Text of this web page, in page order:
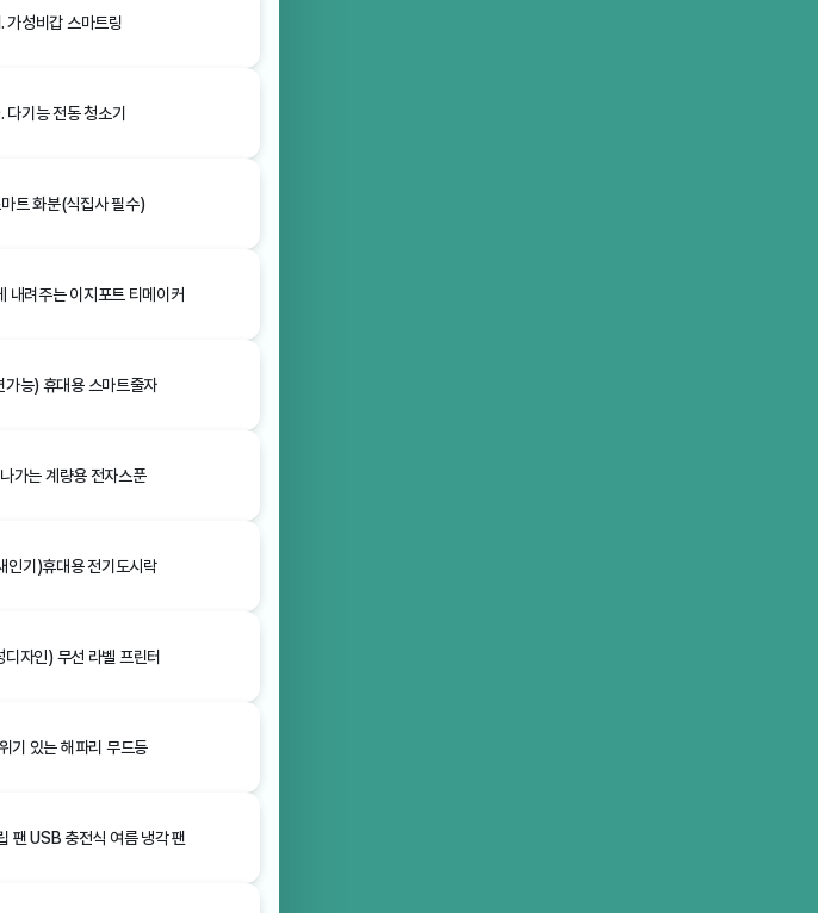
가성비갑 스마트링
기능 전동 청소기
트 화분(식집사 필수)
내려주는 이지포트 티메이커
가능) 휴대용 스마트줄자
가는 계량용 전자스푼
인기)휴대용 전기도시락
자인) 무선 라벨 프린터
기 있는 해파리 무드등
팬 USB 충전식 여름 냉각 팬